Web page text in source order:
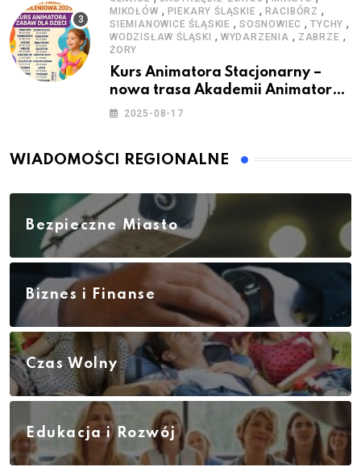
MIKOŁÓW , PIEKARY ŚLĄSKIE , RACIBÓRZ ,
SIEMIANOWICE ŚLĄSKIE ,SOSNOWIEC ,TYCHY ,
WODZISŁAW ŚLĄSKI , WYDARZENIA , ZABRZE ,
ŻORY
Kurs Animatora Stacjonarny –
nowa trasa Akademii Animatora
– jesień 2025
2025-08-17
WIADOMOŚCI REGIONALNE
Bezpieczne Miasto
Biznes i Finanse
Czas Wolny
Edukacja i Rozwój